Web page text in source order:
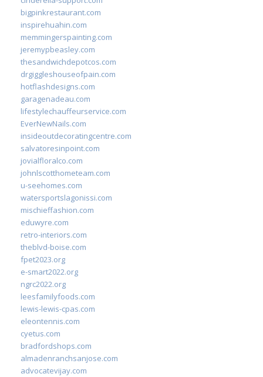
bigpinkrestaurant.com
inspirehuahin.com
memmingerspainting.com
jeremypbeasley.com
thesandwichdepotcos.com
drgiggleshouseofpain.com
hotflashdesigns.com
garagenadeau.com
lifestylechauffeurservice.com
EverNewNails.com
insideoutdecoratingcentre.com
salvatoresinpoint.com
jovialfloralco.com
johnlscotthometeam.com
u-seehomes.com
watersportslagonissi.com
mischieffashion.com
eduwyre.com
retro-interiors.com
theblvd-boise.com
fpet2023.org
e-smart2022.org
ngrc2022.org
leesfamilyfoods.com
lewis-lewis-cpas.com
eleontennis.com
cyetus.com
bradfordshops.com
almadenranchsanjose.com
advocatevijay.com